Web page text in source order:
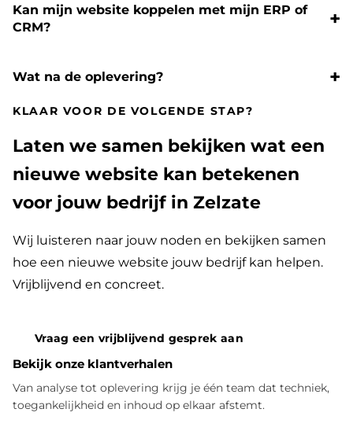
Kan mijn website koppelen met mijn ERP of
CRM?
Wat na de oplevering?
KLAAR VOOR DE VOLGENDE STAP?
Laten we samen bekijken wat een
nieuwe website kan betekenen
voor jouw bedrijf in Zelzate
Wij luisteren naar jouw noden en bekijken samen
hoe een nieuwe website jouw bedrijf kan helpen.
Vrijblijvend en concreet.
Vraag een vrijblijvend gesprek aan
Bekijk onze klantverhalen
Van analyse tot oplevering krijg je één team dat techniek,
toegankelijkheid en inhoud op elkaar afstemt.